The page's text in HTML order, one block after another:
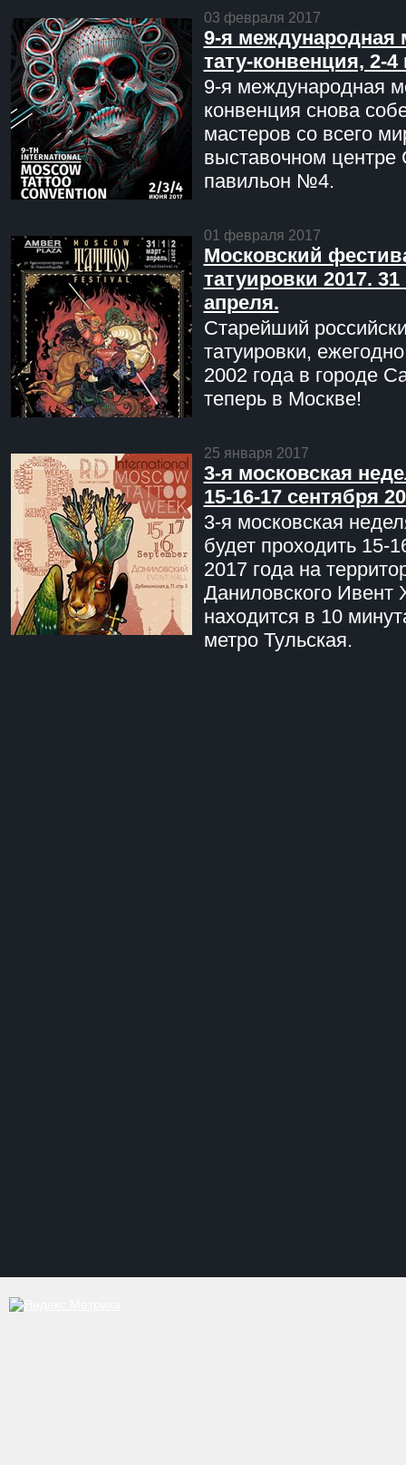
03 февраля 2017
9-я международная
тату-конвенция, 2-
9-я международная
конвенция снова
мастеров со всего
выставочном центре
павильон №4.
01 февраля 2017
Московский
татуировки 2017. 31
апреля.
Старейший
татуировки,
2002 года в городе
теперь в Москве!
25 января 2017
3-я московская
15-16-17 сентября
3-я московская
будет проходить 15-
2017 года на
Даниловского Ивент
находится в 10
метро Тульская.